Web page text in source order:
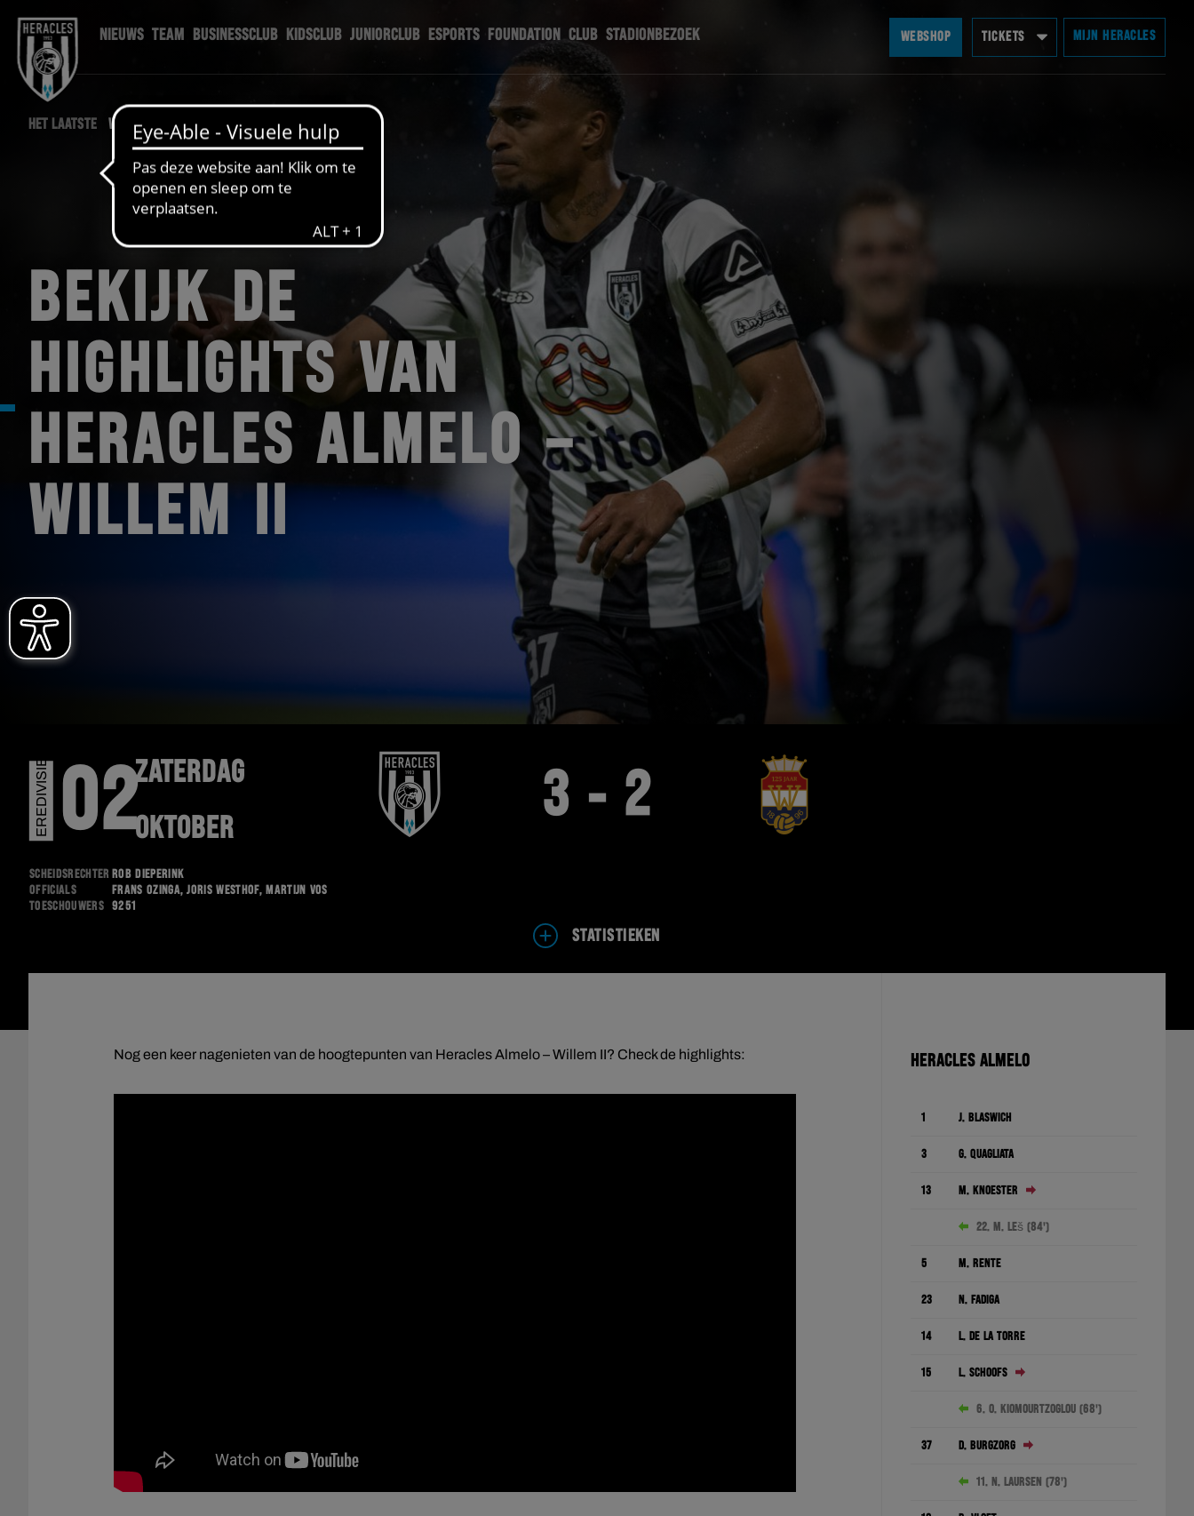
NIEUWS TEAM BUSINESSCLUB KIDSCLUB JUNIORCLUB ESPORTS FOUNDATION CLUB STADIONBEZOEK WEBSHOP TICKETS MIJN HERACLES
HET LAATSTE WEDSTRIJD NIEUWS
BEKIJK DE
HIGHLIGHTS VAN
HERACLES ALMELO –
WILLEM II
EREDIVISIE 02ZATERDAG
OKTOBER
3 - 2
Scheidsrechter Rob Dieperink
Officials
Frans Ozinga, Joris Westhof, Martijn Vos
Toeschouwers
9251
STATISTIEKEN
Nog een keer nagenieten van de hoogtepunten van Heracles Almelo – Willem II? Check de highlights: HERACLES ALMELO
1 J. Blaswich
3 G. Quagliata
13 M. Knoester
22. M. Leš (84')
5 M. Rente
23 N. Fadiga
14 L. de la Torre
15 L. Schoofs
6. O. Kiomourtzoglou (68')
37 D. Burgzorg
11. N. Laursen (78')